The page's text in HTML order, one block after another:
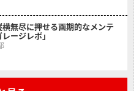
無尽に押せる画期的なメンテ
ージレボ」